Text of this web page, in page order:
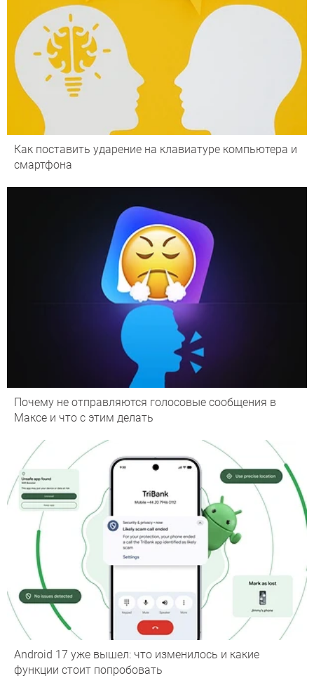
Как поставить ударение на клавиатуре компьютера и
смартфона
Почему не отправляются голосовые сообщения в
Максе и что с этим делать
Android 17 уже вышел: что изменилось и какие
функции стоит попробовать